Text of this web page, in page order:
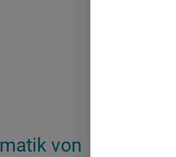
von